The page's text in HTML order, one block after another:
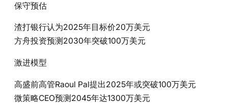
保守预估‌
渣打银行认为2025年目标价20万美元
方舟投资预测2030年突破100万美元
激进模型‌
高盛前高管Raoul Pal提出2025年或突破100万美元
微策略CEO预测2045年达1300万美元